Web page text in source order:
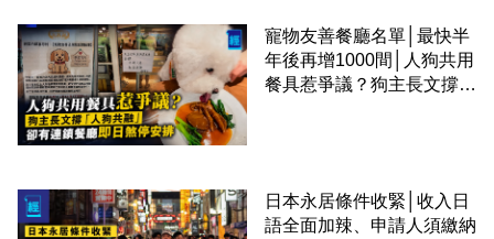
寵物友善餐廳名單│最快半
年後再增1000間│人狗共用
餐具惹爭議？狗主長文撐
日本永居條件收緊│收入日
語全面加辣、申請人須繳納